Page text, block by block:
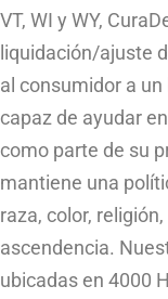
VT, WI y WY,
liquidación/ajuste
al consumidor a
capaz de ayudar
como parte de su
mantiene una
raza, color,
ascendencia.
ubicadas en 4000